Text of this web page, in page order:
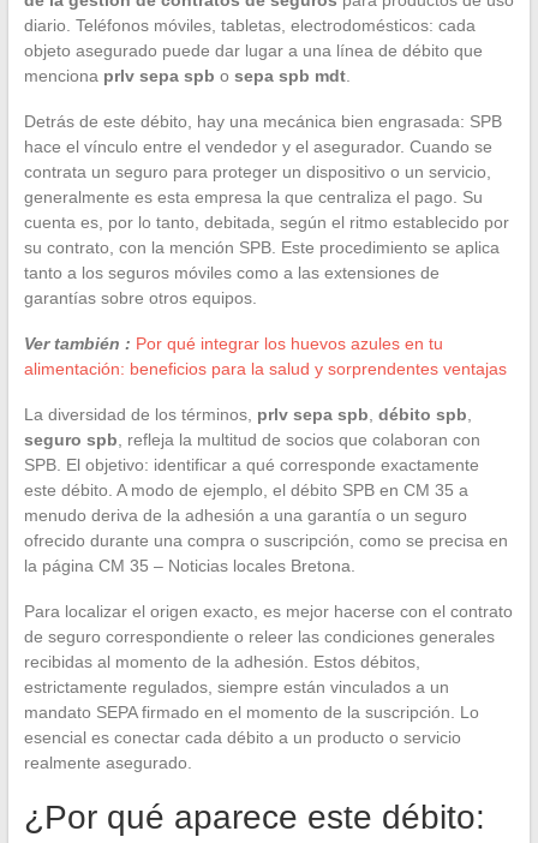
diario. Teléfonos móviles, tabletas, electrodomésticos: cada
objeto asegurado puede dar lugar a una línea de débito que
menciona prlv sepa spb o sepa spb mdt.
Detrás de este débito, hay una mecánica bien engrasada: SPB
hace el vínculo entre el vendedor y el asegurador. Cuando se
contrata un seguro para proteger un dispositivo o un servicio,
generalmente es esta empresa la que centraliza el pago. Su
cuenta es, por lo tanto, debitada, según el ritmo establecido por
su contrato, con la mención SPB. Este procedimiento se aplica
tanto a los seguros móviles como a las extensiones de
garantías sobre otros equipos.
Ver también : Por qué integrar los huevos azules en tu
alimentación: beneficios para la salud y sorprendentes ventajas
La diversidad de los términos, prlv sepa spb débito spb
seguro spb , refleja la multitud de socios que colaboran con
SPB. El objetivo: identificar a qué corresponde exactamente
este débito. A modo de ejemplo, el débito SPB en CM 35 a
menudo deriva de la adhesión a una garantía o un seguro
ofrecido durante una compra o suscripción, como se precisa en
la página CM 35 – Noticias locales Bretona.
Para localizar el origen exacto, es mejor hacerse con el contrato
de seguro correspondiente o releer las condiciones generales
recibidas al momento de la adhesión. Estos débitos,
estrictamente regulados, siempre están vinculados a un
mandato SEPA firmado en el momento de la suscripción. Lo
esencial es conectar cada débito a un producto o servicio
realmente asegurado.
¿Por qué aparece este débito: